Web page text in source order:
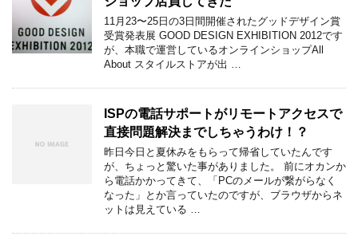
11月23〜25日の3日間開催されたグッドデザイン賞
受賞発表展 GOOD DESIGN EXHIBITION 2012です
が、本職で運営しているオンラインショップAll
About スタイルストアが出 …
ISPの電話サポートがリモートアクセスで
直接問題解決までしちゃうわけ！？
昨日今日と夏休みをもらって帰省していたんです
が、ちょっと驚いた事がありました。 前にオカンか
ら電話かかってきて、「PCのメールが繋がらなく
なった」とか言っていたのですが、ブラウザからネ
ットは見えている …